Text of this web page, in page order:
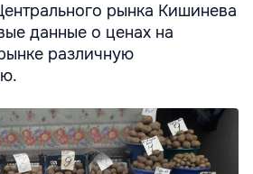
рынка Кишинева
данные о ценах на
различную